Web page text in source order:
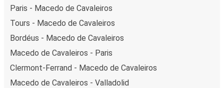
Paris - Macedo de Cavaleiros
Tours - Macedo de Cavaleiros
Bordéus - Macedo de Cavaleiros
Macedo de Cavaleiros - Paris
Clermont-Ferrand - Macedo de Cavaleiros
Macedo de Cavaleiros - Valladolid